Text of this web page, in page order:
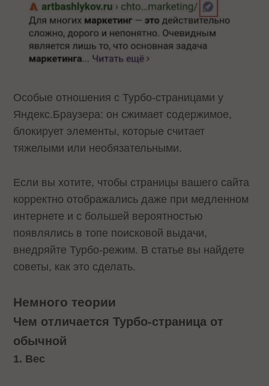
Особые отношения с Турбо-страницами у
Яндекс.Браузера: он сжимает содержимое,
блокирует элементы, которые считает
тяжелыми или необязательными.
Если вы хотите, чтобы страницы вашего сайта
корректно отображались даже при медленном
интернете и с большей вероятностью
появлялись в топе поисковой выдачи,
внедряйте Турбо-режим. В статье вы найдете
советы, как это сделать.
Немного теории
Чем отличается Турбо-страница от
обычной
1. Вес